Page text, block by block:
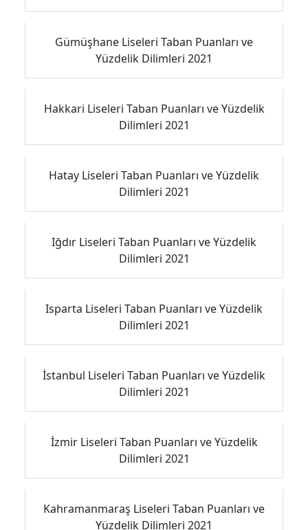
Gümüşhane Liseleri Taban Puanları ve
Yüzdelik Dilimleri 2021
Hakkari Liseleri Taban Puanları ve Yüzdelik
Dilimleri 2021
Hatay Liseleri Taban Puanları ve Yüzdelik
Dilimleri 2021
Iğdır Liseleri Taban Puanları ve Yüzdelik
Dilimleri 2021
Isparta Liseleri Taban Puanları ve Yüzdelik
Dilimleri 2021
İstanbul Liseleri Taban Puanları ve Yüzdelik
Dilimleri 2021
İzmir Liseleri Taban Puanları ve Yüzdelik
Dilimleri 2021
Kahramanmaraş Liseleri Taban Puanları ve
Yüzdelik Dilimleri 2021